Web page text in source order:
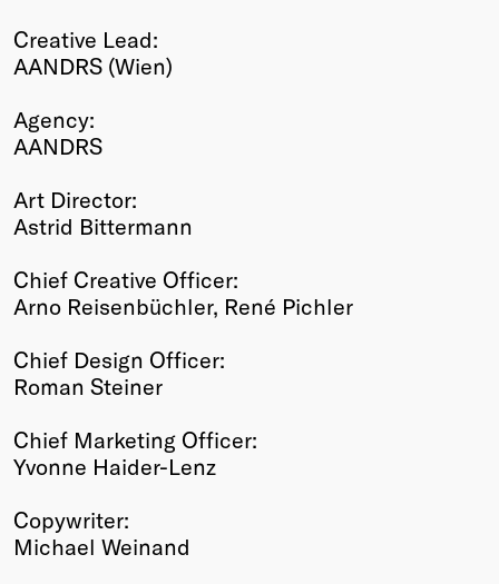
Creative Lead:
AANDRS (Wien)
Agency:
AANDRS
Art Director:
Astrid Bittermann
Chief Creative Officer:
Arno Reisenbüchler, René Pichler
Chief Design Officer:
Roman Steiner
Chief Marketing Officer:
Yvonne Haider-Lenz
Copywriter:
Michael Weinand